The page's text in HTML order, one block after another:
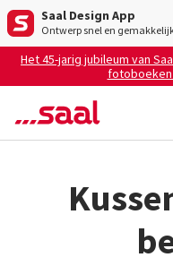
Saal Design App
Ontwerp snel en
Het 45-jarig jubileum van
fotoboeken